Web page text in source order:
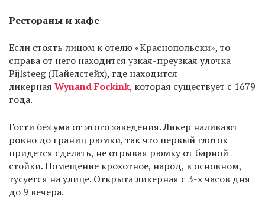
Рестораны и кафе
Если стоять лицом к отелю «Краснопольски», то
справа от него находится узкая-преузкая улочка
Pijlsteeg (Пайелстейх), где находится
ликерная Wynand Fockink, которая существует с 1679
года.
Гости без ума от этого заведения. Ликер наливают
ровно до границ рюмки, так что первый глоток
придется сделать, не отрывая рюмку от барной
стойки. Помещение крохотное, народ, в основном,
тусуется на улице. Открыта ликерная с 3-х часов дня
до 9 вечера.